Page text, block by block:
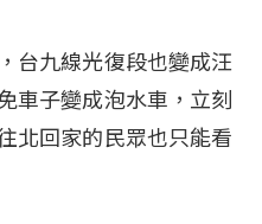
台九線光復段也變成汪
車子變成泡水車，立刻
北回家的民眾也只能看